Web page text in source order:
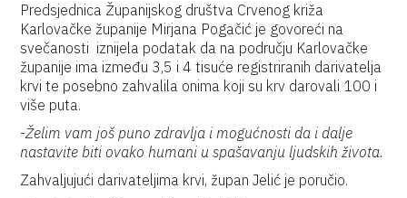
Predsjednica Županijskog društva Crvenog križa
Karlovačke županije Mirjana Pogačić je govoreći na
svečanosti iznijela podatak da na području Karlovačke
županije ima između 3,5 i 4 tisuće registriranih darivatelja
krvi te posebno zahvalila onima koji su krv darovali 100 i
više puta.
-Želim vam još puno zdravlja i mogućnosti da i dalje
nastavite biti ovako humani u spašavanju ljudskih života.
Zahvaljujući darivateljima krvi, župan Jelić je poručio.